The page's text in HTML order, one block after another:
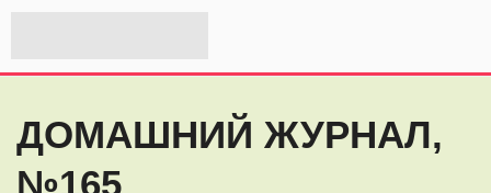
ДОМАШНИЙ ЖУРНАЛ,
№165